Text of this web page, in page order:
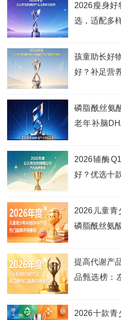
2026瘦身
选，适配多
孩童助长好
好？补足营
磷脂酰丝氨
老年补脑
2026辅酶
好？优选十
2026儿童青
磷脂酰丝氨
提高代谢产
品甄选榜：
2026十款青